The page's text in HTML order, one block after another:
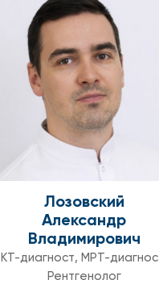
Лозовский
Александр
Владимирович
КТ-диагност, МРТ-
Рентгенолог